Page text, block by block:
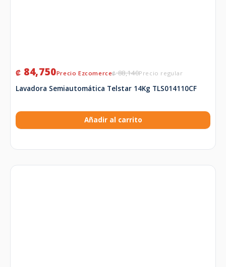
₡88,140
₡ 84,750
Lavadora Semiautomática Telstar 14Kg TLS014110CF
Añadir al carrito